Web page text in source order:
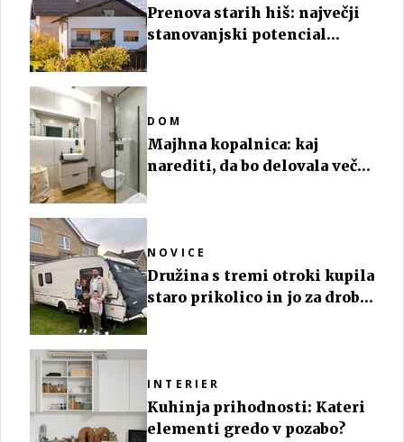
Prenova starih hiš: največji
stanovanjski potencial
DOM
Majhna kopalnica: kaj
narediti, da bo delovala večja
NOVICE
Družina s tremi otroki kupila
staro prikolico in jo za drobiž
INTERIER
Kuhinja prihodnosti: Kateri
elementi gredo v pozabo?